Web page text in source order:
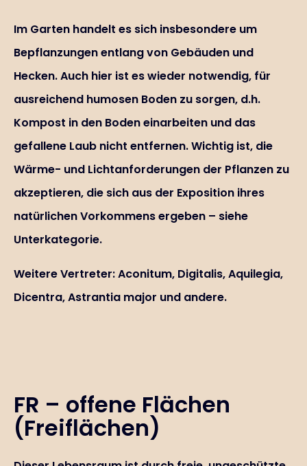
Im Garten handelt es sich insbesondere um
Bepflanzungen entlang von Gebäuden und
Hecken. Auch hier ist es wieder notwendig, für
ausreichend humosen Boden zu sorgen, d.h.
Kompost in den Boden einarbeiten und das
gefallene Laub nicht entfernen. Wichtig ist, die
Wärme- und Lichtanforderungen der Pflanzen zu
akzeptieren, die sich aus der Exposition ihres
natürlichen Vorkommens ergeben – siehe
Unterkategorie.
Weitere Vertreter: Aconitum, Digitalis, Aquilegia,
Dicentra, Astrantia major und andere.
FR – offene Flächen
(Freiflächen)